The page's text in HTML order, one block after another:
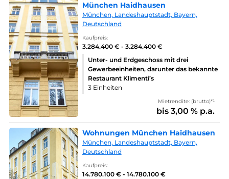
München Haidhausen
München, Landeshauptstadt, Bayern,
Deutschland
Kaufpreis:
3.284.400 € - 3.284.400 €
Unter- und Erdgeschoss mit drei
Gewerbeeinheiten, darunter das bekannte
Restaurant Klimenti’s
3 Einheiten
Mietrendite: (brutto)*¹
bis 3,00 % p.a.
Wohnungen München Haidhausen
München, Landeshauptstadt, Bayern,
Deutschland
Kaufpreis:
14.780.100 € - 14.780.100 €